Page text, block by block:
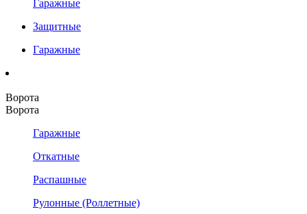
Гаражные
Защитные
Гаражные
Ворота
Ворота
Гаражные
Откатные
Распашные
Рулонные (Роллетные)